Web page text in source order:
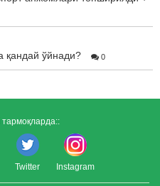
қандай ўйнади? 0
Twitter Instagram